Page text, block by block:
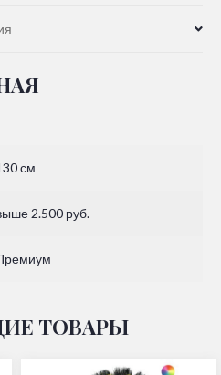
см
2.500 руб.
ТОВАРЫ